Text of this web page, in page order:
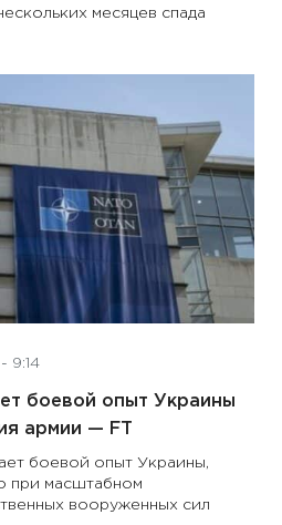
месяцев спада
9:14
боевой опыт Украины
армии — FT
боевой опыт Украины,
при масштабном
вооруженных сил